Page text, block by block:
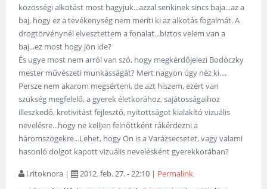
közösségi alkotást most hagyjuk...azzal senkinek sincs baja...az a
baj, hogy ez a tevékenység nem meríti ki az alkotás fogalmát. A
drogtörvénynél elvesztettem a fonalat...biztos velem van a
baj...ez most hogy jön ide?
És ugye most nem arról van szó, hogy megkérdőjelezi Bodóczky
mester művészeti munkásságát? Mert nagyon úgy néz ki....
Persze nem akarom megsérteni, de azt hiszem, ezért van
szükség megfelelő, a gyerek életkorához, sajátosságaihoz
illeszkedő, kretivitást fejlesztő, nyitottságot kialakító vizuális
nevelésre...hogy ne kelljen felnőttként rákérdezni a
háromszögekre...Lehet, hogy Ön is a Varázsecsetet, vagy valami
hasonló dolgot kapott vizuális nevelésként gyerekkorában?
l.ritoknora | 2012. feb. 27. - 22:10 | Permalink